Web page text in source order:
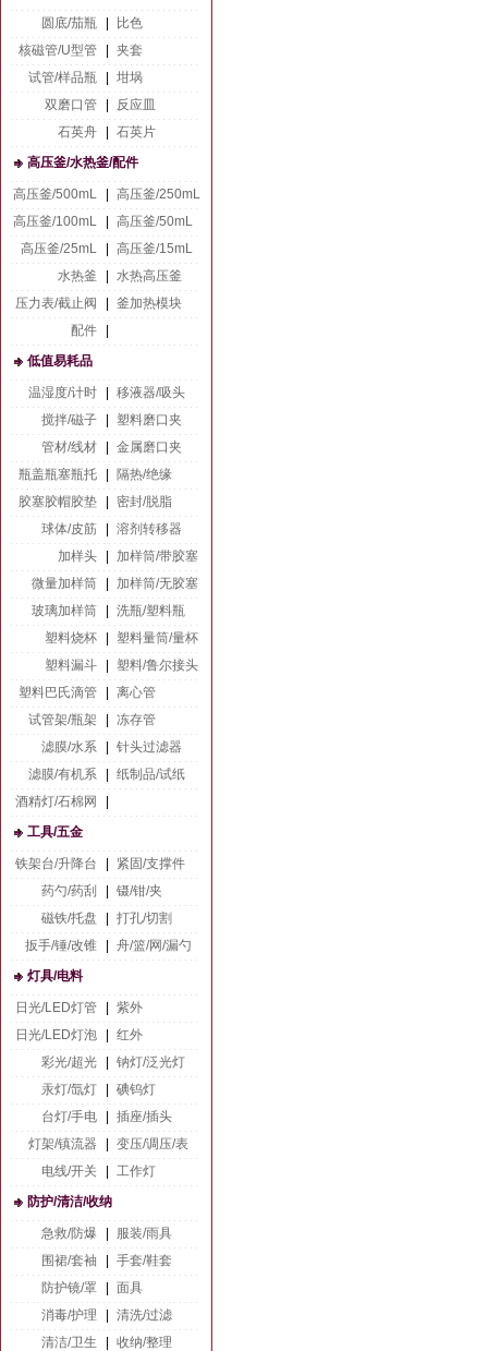
圆底/茄瓶
比色
核磁管/U型管
夹套
试管/样品瓶
坩埚
双磨口管
反应皿
石英舟
石英片
高压釜/水热釜/配件
高压釜/500mL
高压釜/250mL
高压釜/100mL
高压釜/50mL
高压釜/25mL
高压釜/15mL
水热釜
水热高压釜
压力表/截止阀
釜加热模块
配件
低值易耗品
温湿度/计时
移液器/吸头
搅拌/磁子
塑料磨口夹
管材/线材
金属磨口夹
瓶盖瓶塞瓶托
隔热/绝缘
胶塞胶帽胶垫
密封/脱脂
球体/皮筋
溶剂转移器
加样头
加样筒/带胶塞
微量加样筒
加样筒/无胶塞
玻璃加样筒
洗瓶/塑料瓶
塑料烧杯
塑料量筒/量杯
塑料漏斗
塑料/鲁尔接头
塑料巴氏滴管
离心管
试管架/瓶架
冻存管
滤膜/水系
针头过滤器
滤膜/有机系
纸制品/试纸
酒精灯/石棉网
工具/五金
铁架台/升降台
紧固/支撑件
药勺/药刮
镊/钳/夹
磁铁/托盘
打孔/切割
扳手/锤/改锥
舟/篮/网/漏勺
灯具/电料
日光/LED灯管
紫外
日光/LED灯泡
红外
彩光/超光
钠灯/泛光灯
汞灯/氙灯
碘钨灯
台灯/手电
插座/插头
灯架/镇流器
变压/调压/表
电线/开关
工作灯
防护/清洁/收纳
急救/防爆
服装/雨具
围裙/套袖
手套/鞋套
防护镜/罩
面具
消毒/护理
清洗/过滤
清洁/卫生
收纳/整理